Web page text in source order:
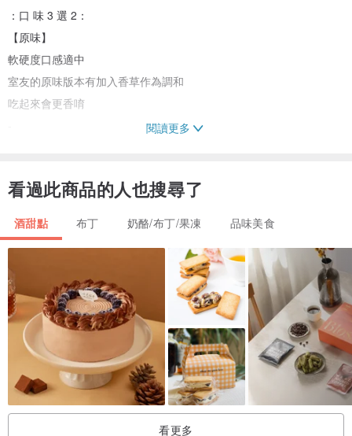
：口 味 3 選 2：
【原味】
軟硬度口感適中
室友的原味版本有加入香草作為調和
吃起來會更香唷
會推薦大吉嶺紅茶這個口味
-
怎麼能沒有酒味的日式烤布丁呢
特別請室友做的口味
咖啡香搭配著奶酒
超適合週末來上一盒
：保 存 方 式：
收到商品後，可冷藏保存2天
閱讀更多
看過此商品的人也搜尋了
酒甜點 布丁 奶酪/布丁/果凍 品味美食
看更多